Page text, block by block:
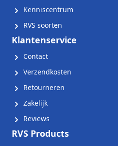
Kenniscentrum
RVS soorten
Klantenservice
Contact
Verzendkosten
Retourneren
Zakelijk
Reviews
RVS Products